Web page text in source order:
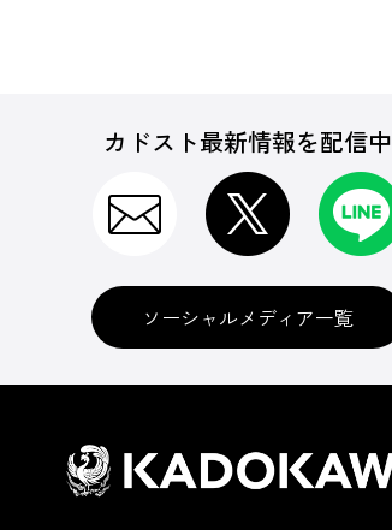
カドスト最新情報を配信中
ソーシャルメディア一覧